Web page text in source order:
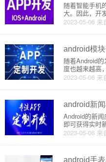
2023-05-06 来
随着智能手机
大。因此，开
大的商业价值
绍两方面，
android模
2023-05-06 来
随着Android
度也越来越高
非常困难。为
提出，那就
自己的业务逻
android新
2023-05-06 来
Android的新
即可获得实时
们可以下载各
型的新闻信
android手